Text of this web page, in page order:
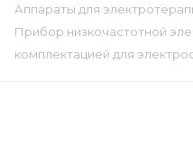
Аппараты для
Прибор низкочастотной
комплектацией для